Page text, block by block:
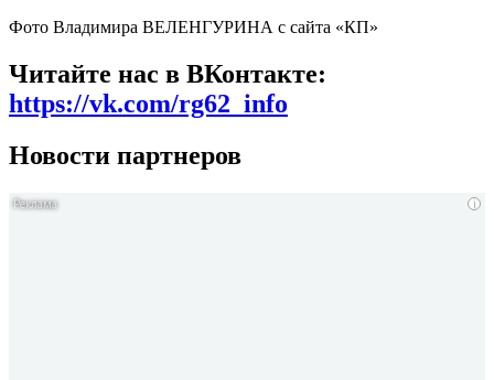
Фото Владимира ВЕЛЕНГУРИНА с сайта «КП»
Читайте нас в ВКонтакте:
https://vk.com/rg62_info
Новости партнеров
i